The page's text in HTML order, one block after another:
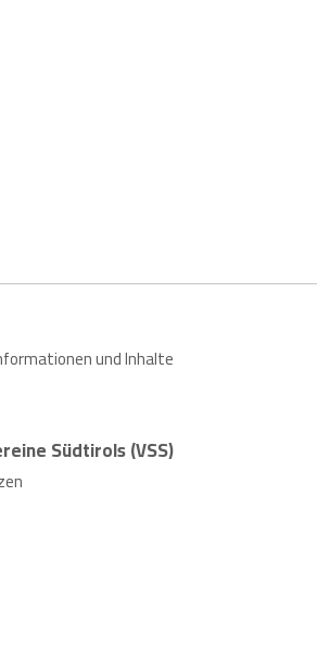
und Inhalte
Südtirols (VSS)